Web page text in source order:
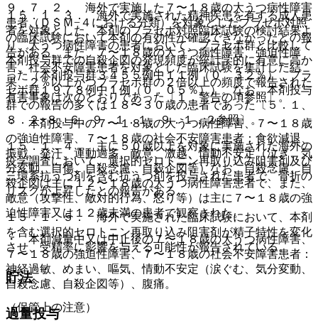
１５．１．３． 海外で実施された精神疾患を有する成人患
者を対象とした、本剤のプラセボ対照臨床試験の検討結果よ
り、大うつ病性障害の患者において、プラセボ群と比較して
本剤投与群での自殺企図の発現頻度が統計学的に有意に高か
った（本剤投与群３４５５例中１１例（０．３２％）、プラ
セボ群１９７８例中１例（０．０５％））。なお、本剤投与
群での報告の多くは１８〜３０歳の患者であった〔５．１、
８．２−８．６、９．１．１、９．１．２参照〕。
１５．１．４． 主に５０歳以上を対象に実施された海外の
疫学調査において、選択的セロトニン再取り込み阻害剤及び
三環系抗うつ剤を含む抗うつ剤を投与された患者で、骨折の
リスクが上昇したとの報告がある。
１５．１．５． 海外で実施された臨床試験において、本剤
を含む選択的セロトニン再取り込み阻害剤が精子特性を変化
させ、受精率に影響を与える可能性が報告されている。
貯法
（保管上の注意）
９．７．２． 海外で実施した７〜１８歳の大うつ病性障害
患者（ＤＳＭ−４における分類）を対象としたプラセボ対照
の臨床試験において本剤の有効性が確認できなかったとの報
告がある。また、７〜１８歳の大うつ病性障害、強迫性障
害、社会不安障害患者を対象とした臨床試験を集計した結
果、２％以上かつプラセボ群の２倍以上の頻度で報告された
有害事象は次のとおりであった〔１．警告の項参照〕。
・ 本剤投与中の７〜１８歳の大うつ病性障害、７〜１８歳
の強迫性障害、７〜１８歳の社会不安障害患者：食欲減退、
振戦、発汗、運動過多、敵意、激越、情動不安定（泣き、気
分変動、自傷、自殺念慮、自殺企図等）なお、自殺念慮、自
殺企図は主に１２〜１８歳の大うつ病性障害患者で、また、
敵意（攻撃性、敵対的行為、怒り等）は主に７〜１８歳の強
迫性障害又は１２歳未満の患者で観察された。
・ 本剤減量中又は中止後の７〜１８歳の大うつ病性障害、
７〜１８歳の強迫性障害、７〜１８歳の社会不安障害患者：
神経過敏、めまい、嘔気、情動不安定（涙ぐむ、気分変動、
自殺念慮、自殺企図等）、腹痛。
過量投与